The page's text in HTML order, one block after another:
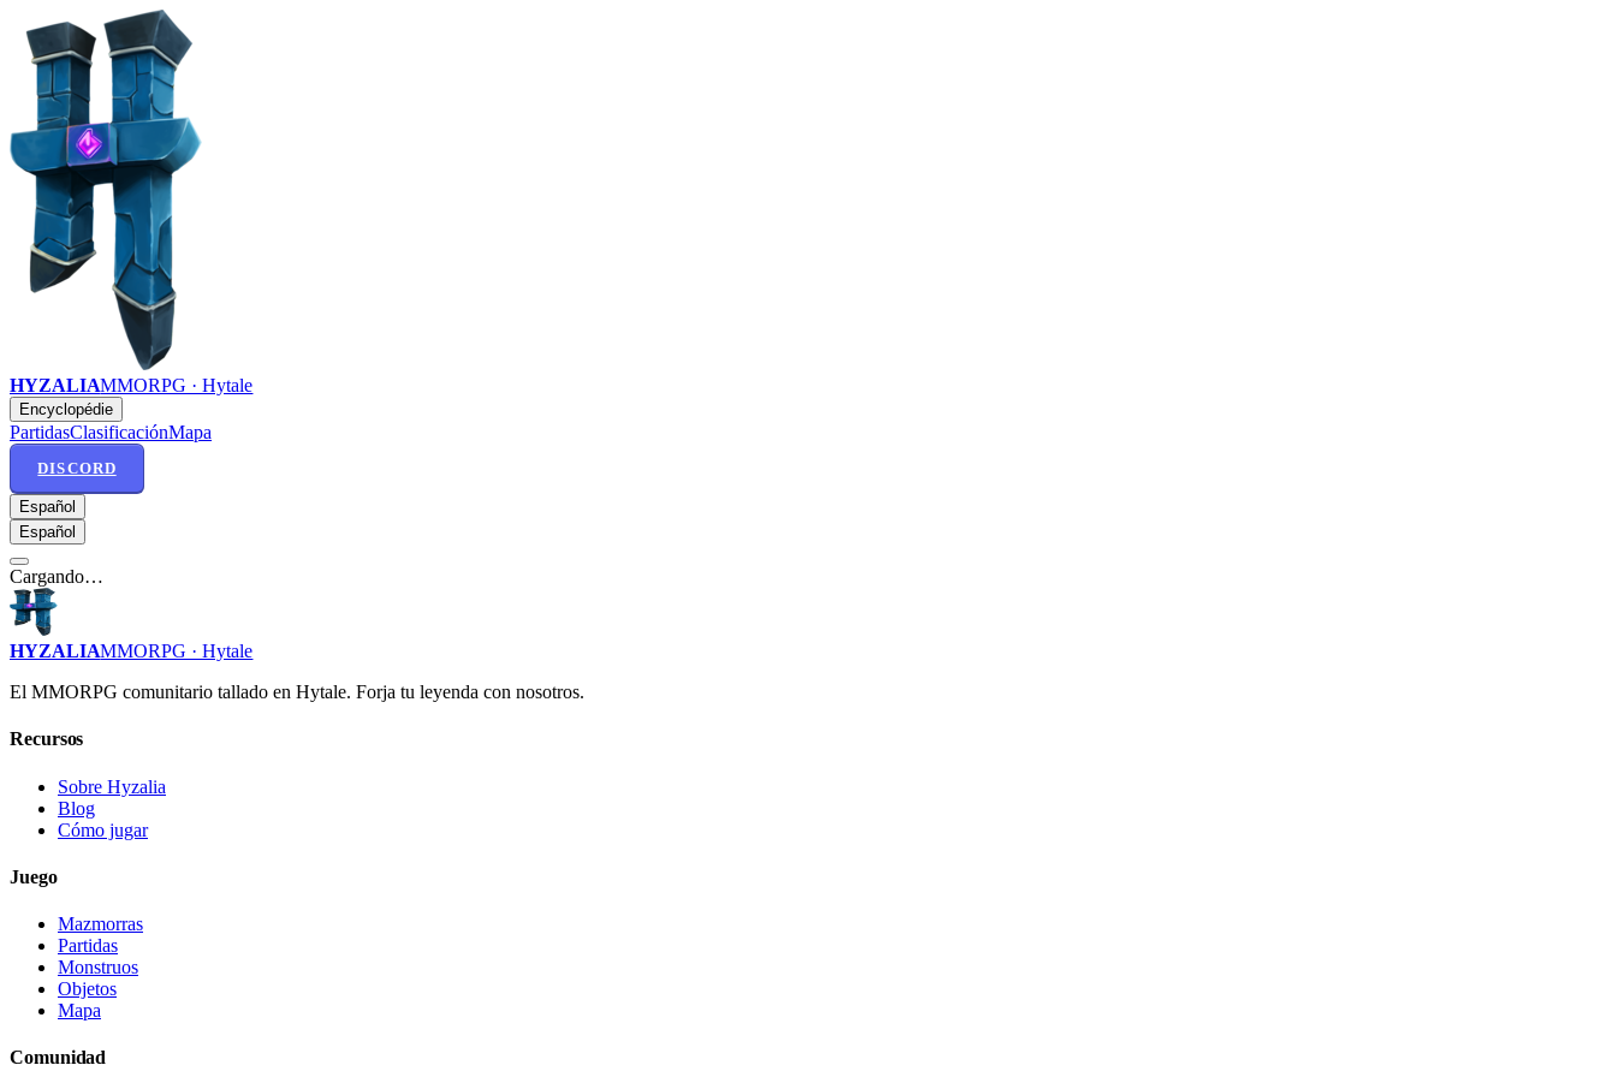
HYZALIAMMORPG · Hytale
Encyclopédie
PartidasClasificaciónMapa
DISCORD
Español
Español
Cargando…
HYZALIAMMORPG · Hytale
El MMORPG comunitario tallado en Hytale. Forja tu leyenda con nosotros.
Recursos
Sobre Hyzalia
Blog
Cómo jugar
Juego
Mazmorras
Partidas
Monstruos
Objetos
Mapa
Comunidad